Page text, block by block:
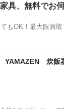
キッチン家電
具、無料でお
もOK！最大限買取
YAMAZEN 炊飯